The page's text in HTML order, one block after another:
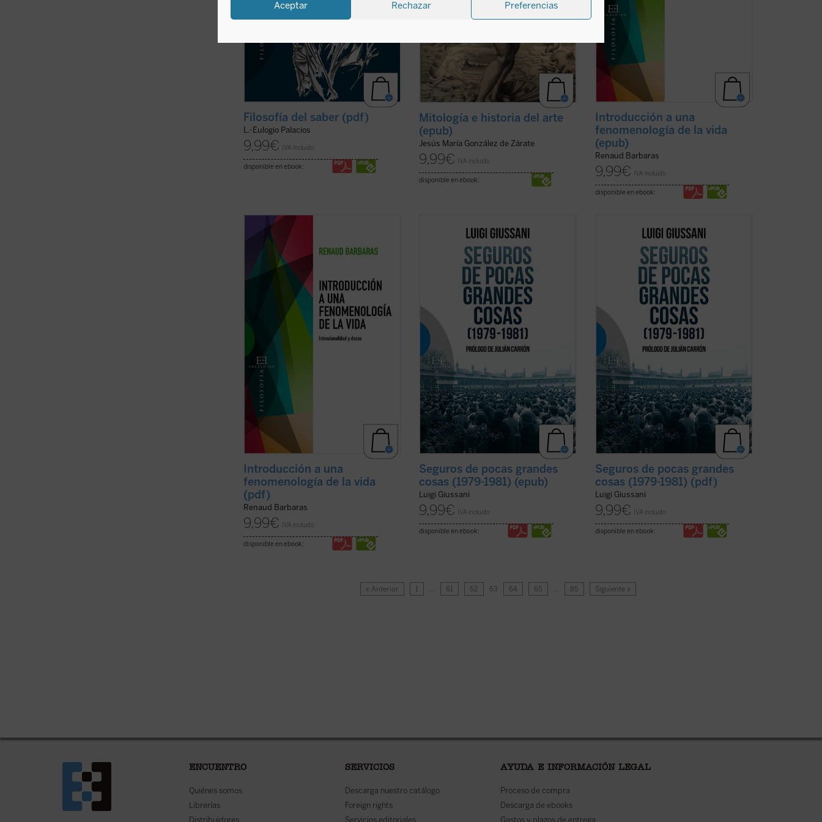
Aceptar Rechazar Preferencias
Filosofía del saber (pdf)
L.-Eulogio Palacios
9,99€ IVA incluido
disponible en ebook:
Mitología e historia del arte
(epub)
Jesús María González de Zárate
9,99€ IVA incluido
disponible en ebook:
Introducción a una
fenomenología de la vida
(epub)
Renaud Barbaras
9,99€ IVA incluido
disponible en ebook:
«La vida ocupa un puesto singular en la
fenomenología. No hay pensamiento
fenomenológico, empezando por el de su
fundador, para el que esta noción no
desempeñe un papel central. De la
husserliana a la vida fáctica
(ver ficha)
Introducción a una
fenomenología de la vida
(pdf)
Renaud Barbaras
9,99€ IVA incluido
disponible en ebook:
«El que lea estas conversaciones ---
verá llevado de la mano por su
humanidad palpitante a la profundidad
de un desafío apasionante». Ese desafío
no es más que la propia vida, el camino
más difícil ...(ver ficha)
Seguros de pocas grandes
cosas (1979-1981) (epub)
Luigi Giussani
9,99€ IVA incluido
disponible en ebook:
«El que lea estas conversaciones ---
verá llevado de la mano por su
humanidad palpitante a la profundidad
de un desafío apasionante». Ese desafío
no es más que la propia vida, el camino
más difícil ...(ver ficha)
Seguros de pocas grandes
cosas (1979-1981) (pdf)
Luigi Giussani
9,99€ IVA incluido
disponible en ebook:
« Anterior 1 … 61 62 63 64 65 … 85 Siguiente »
ENCUENTRO
Quiénes somos
Librerías
Distribuidores
SERVICIOS
Descarga nuestro catálogo
Foreign rights
Servicios editoriales
AYUDA E INFORMACIÓN LEGAL
Proceso de compra
Descarga de ebooks
Gastos y plazos de entrega